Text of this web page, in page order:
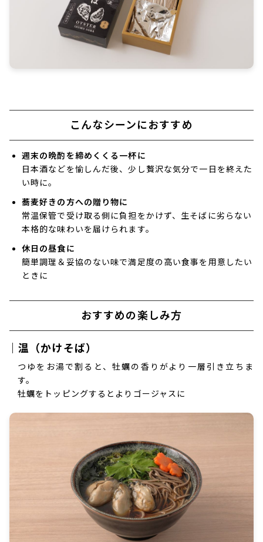
こんなシーンにおすすめ
週末の晩酌を締めくくる一杯に
日本酒などを愉しんだ後、少し贅沢な気分で一日を終えた
い時に。
蕎麦好きの方への贈り物に
常温保管で受け取る側に負担をかけず、生そばに劣らない
本格的な味わいを届けられます。
休日の昼食に
簡単調理＆妥協のない味で満足度の高い食事を用意したい
ときに
おすすめの楽しみ方
｜温（かけそば）
つゆをお湯で割ると、牡蠣の香りがより一層引き立ちま
す。
牡蠣をトッピングするとよりゴージャスに